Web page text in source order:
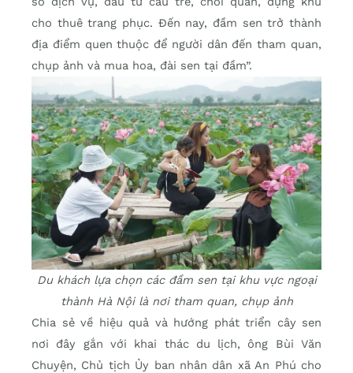
cho thuê trang phục. Đến nay, đầm sen trở thành
địa điểm quen thuộc để người dân đến tham quan,
chụp ảnh và mua hoa, đài sen tại đầm”.
Du khách lựa chọn các đầm sen tại khu vực ngoại
thành Hà Nội là nơi tham quan, chụp ảnh
Chia sẻ về hiệu quả và hướng phát triển cây sen
nơi đây gắn với khai thác du lịch, ông Bùi Văn
Chuyện, Chủ tịch Ủy ban nhân dân xã An Phú cho